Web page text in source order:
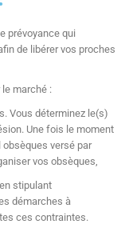
prévoyance qui
de libérer vos proches
le marché :
Vous déterminez le(s)
Une fois le moment
versé par
vos obsèques,
stipulant
démarches à
ces contraintes.